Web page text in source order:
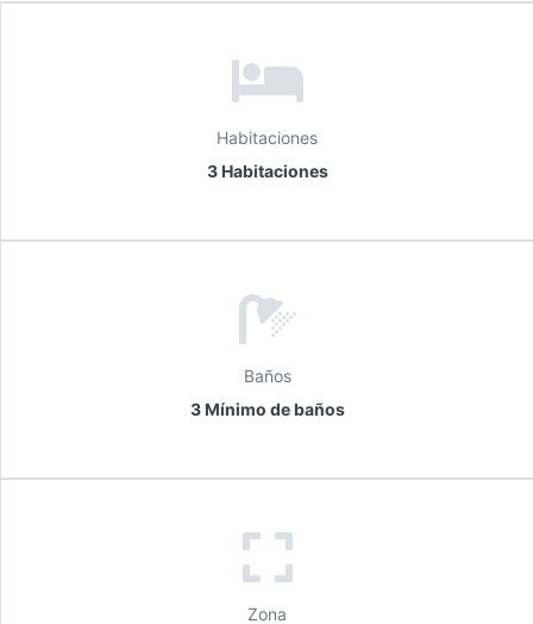
Habitaciones
3 Habitaciones
Baños
3 Mínimo de baños
Zona